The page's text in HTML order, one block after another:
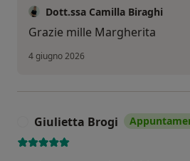
Dott.ssa Camilla Biraghi
Grazie mille Margherita
4 giugno 2026
Giulietta Brogi